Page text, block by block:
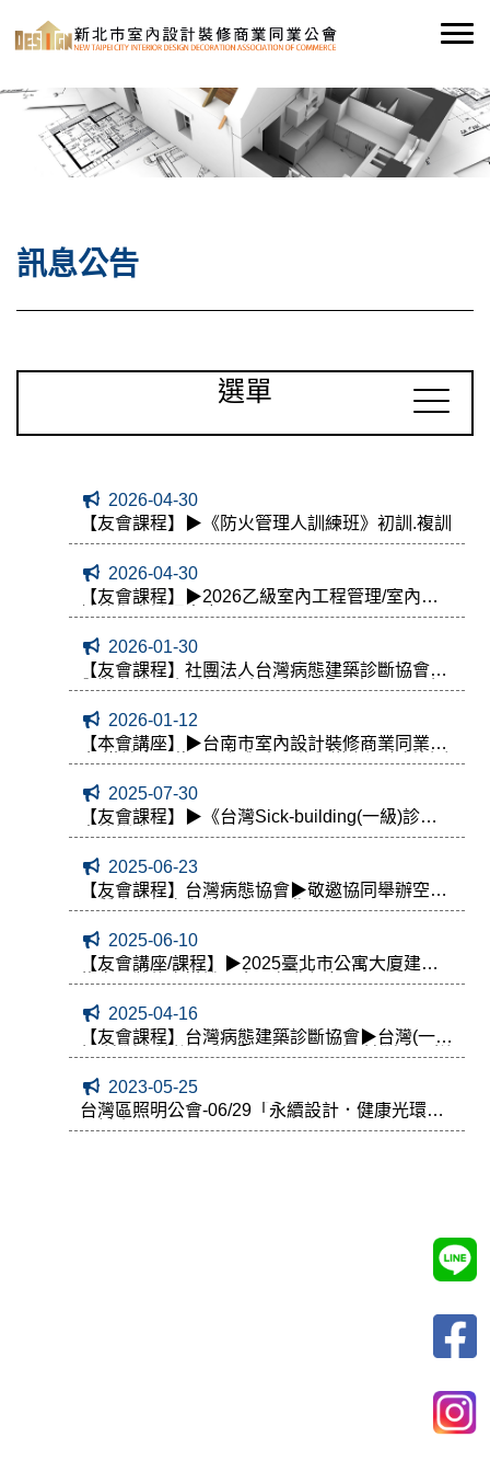
訊息公告
選單
2026-04-30
【友會課程】▶《防火管理人訓練班》初訓.複訓
2026-04-30
【友會課程】▶2026乙級室內工程管理/室內設
計技術士證照專班
2026-01-30
【友會課程】社團法人台灣病態建築診斷協會▶
舉辦台灣(一級)診斷士培訓課程暨日本(一、二級)
2026-01-12
【本會講座】▶台南市室內設計裝修商業同業公
會-邀請貴單位派員餐與本單位舉辦之深度剖析政
2025-07-30
【友會課程】▶《台灣Sick-building(一級)診斷
士培訓班》
2025-06-23
【友會課程】台灣病態協會▶敬邀協同舉辦空氣
品質自主標章與儀器實務操作
2025-06-10
【友會講座/課程】▶2025臺北市公寓大廈建築
物室內裝修宣導說明會，免費報名~!
2025-04-16
【友會課程】台灣病態建築診斷協會▶台灣(一
級)診斷士培訓 課程暨日本(一、二級)診斷士回訓
2023-05-25
台灣區照明公會-06/29「永續設計．健康光環境
研討會」